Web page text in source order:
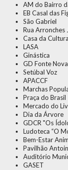
AM do Bairro
EB Casal das
São Gabriel
Rua Arronches
Casa da Cultura
LASA
Ginástica
GD Fonte Nova
Setúbal Voz
APACCF
Marchas
Praça do Brasil
Mercado do
Dia da Árvore
GDCR "Os
Ludoteca “O
Bem-Estar
Pavilhão
Auditório
GASET